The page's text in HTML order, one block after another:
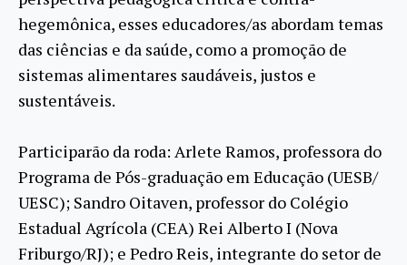
hegemônica, esses educadores/as abordam temas
das ciências e da saúde, como a promoção de
sistemas alimentares saudáveis, justos e
sustentáveis.
Participarão da roda: Arlete Ramos, professora do
Programa de Pós-graduação em Educação (UESB/
UESC); Sandro Oitaven, professor do Colégio
Estadual Agrícola (CEA) Rei Alberto I (Nova
Friburgo/RJ); e Pedro Reis, integrante do setor de